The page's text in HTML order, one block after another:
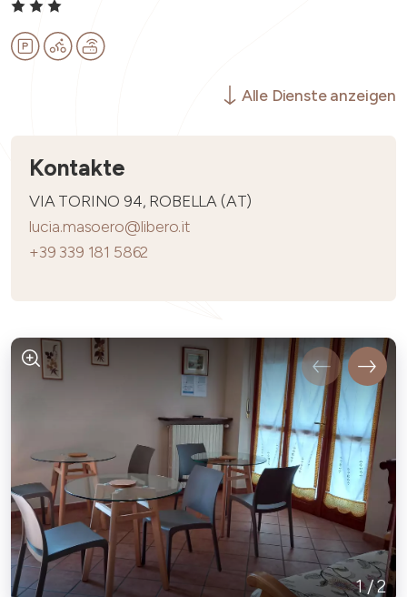
Alle Dienste anzeigen
Kontakte
VIA TORINO 94, ROBELLA (AT)
lucia.masoero@libero.it
+39 339 181 5862
1/2